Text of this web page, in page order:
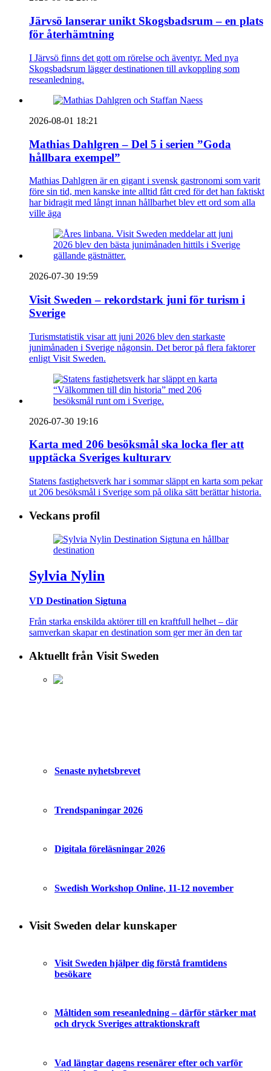
Järvsö lanserar unikt Skogsbadsrum – en plats
för återhämtning
I Järvsö finns det gott om rörelse och äventyr. Med nya
Skogsbadsrum lägger destinationen till avkoppling som
reseanledning.
2026-08-01 18:21
Mathias Dahlgren – Del 5 i serien ”Goda
hållbara exempel”
Mathias Dahlgren är en gigant i svensk gastronomi som varit
före sin tid, men kanske inte alltid fått cred för det han faktiskt
har bidragit med långt innan hållbarhet blev ett ord som alla
ville äga
2026-07-30 19:59
Visit Sweden – rekordstark juni för turism i
Sverige
Turismstatistik visar att juni 2026 blev den starkaste
junimånaden i Sverige någonsin. Det beror på flera faktorer
enligt Visit Sweden.
2026-07-30 19:16
Karta med 206 besöksmål ska locka fler att
upptäcka Sveriges kulturarv
Statens fastighetsverk har i sommar släppt en karta som pekar
ut 206 besöksmål i Sverige som på olika sätt berättar historia.
Veckans profil
Sylvia Nylin
VD Destination Sigtuna
Från starka enskilda aktörer till en kraftfull helhet – där
samverkan skapar en destination som ger mer än den tar
Aktuellt från Visit Sweden
Senaste nyhetsbrevet
Trendspaningar 2026
Digitala föreläsningar 2026
Swedish Workshop Online, 11-12 november
Visit Sweden delar kunskaper
Visit Sweden hjälper dig förstå framtidens
besökare
Måltiden som reseanledning – därför stärker mat
och dryck Sveriges attraktionskraft
Vad längtar dagens resenärer efter och varför